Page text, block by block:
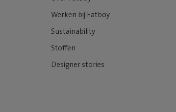
Werken bij Fatboy
Sustainability
Stoffen
Designer stories